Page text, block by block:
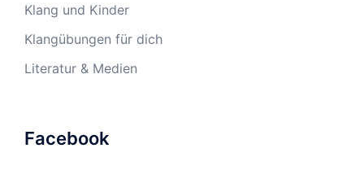
Klang und Kinder
Klangübungen für dich
Literatur & Medien
Facebook